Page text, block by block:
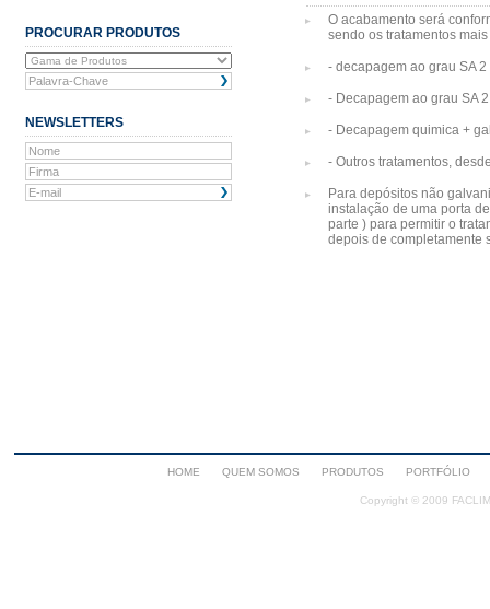
PROCURAR PRODUTOS
NEWSLETTERS
O acabamento será
sendo os tratamentos
- decapagem ao grau SA
- Decapagem ao grau SA
- Decapagem quimica +
- Outros tratamentos,
Para depósitos não
instalação de uma porta
parte ) para permitir o
depois de completamente
HOME QUEM SOMOS PRODUTOS PORTFÓLIO
Copyright © 2009